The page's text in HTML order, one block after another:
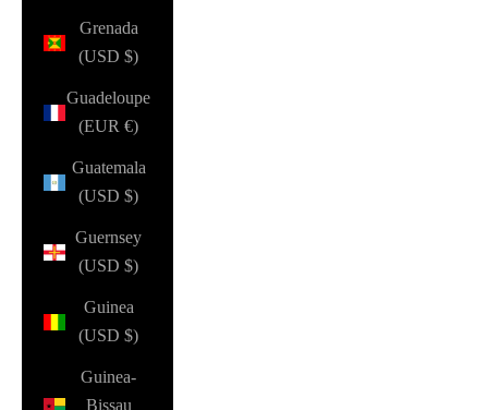
Grenada
(USD $)
Guadeloupe
(EUR €)
Guatemala
(USD $)
Guernsey
(USD $)
Guinea
(USD $)
Guinea-
Bissau